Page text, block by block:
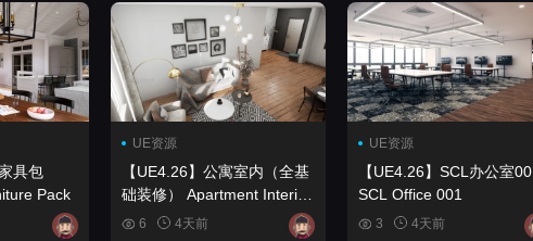
具包
Pack
UE资源
【UE4.26】公寓室内（全基
础装修） Apartment Interior
(Fully basic-furnished)
6 4天前
UE资源
【UE4.26】SCL办公室
SCL Office 001
3 4天前